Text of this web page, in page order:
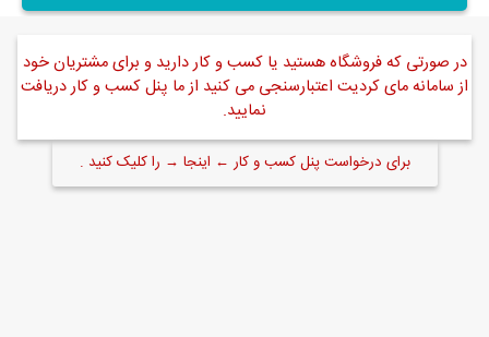
در صورتی که فروشگاه هستید یا کسب و کار دارید و برای مشتریان خود
از سامانه مای کردیت اعتبارسنجی می کنید از ما پنل کسب و کار دریافت
نمایید.
برای درخواست پنل کسب و کار ← اینجا → را کلیک کنید .